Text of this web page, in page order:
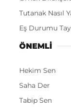
Tutanak Nasıl
Eş Durumu
ÖNEMLI
Hekim Sen
Saha Der
Tabip Sen